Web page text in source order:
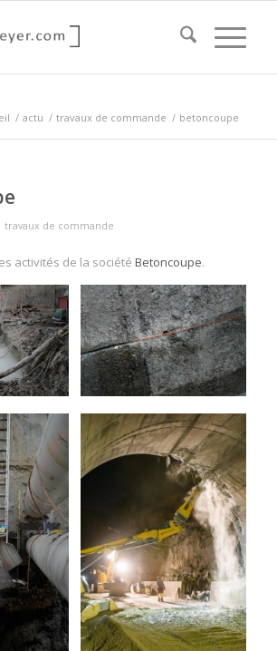
/ actu / travaux de commande / betoncoupe
travaux de commande
activités de la société Betoncoupe.